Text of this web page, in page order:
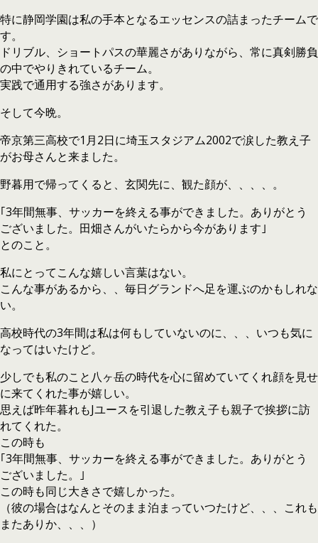
特に静岡学園は私の手本となるエッセンスの詰まったチームで
す。
ドリブル、ショートパスの華麗さがありながら、常に真剣勝負
の中でやりきれているチーム。
実践で通用する強さがあります。
そして今晩。
帝京第三高校で1月2日に埼玉スタジアム2002で涙した教え子
がお母さんと来ました。
野暮用で帰ってくると、玄関先に、観た顔が、、、、。
｢3年間無事、サッカーを終える事ができました。ありがとう
ございました。田畑さんがいたらから今があります｣
とのこと。
私にとってこんな嬉しい言葉はない。
こんな事があるから、、毎日グランドへ足を運ぶのかもしれな
い。
高校時代の3年間は私は何もしていないのに、、、いつも気に
なってはいたけど。
少しでも私のこと八ヶ岳の時代を心に留めていてくれ顔を見せ
に来てくれた事が嬉しい。
思えば昨年暮れもJユースを引退した教え子も親子で挨拶に訪
れてくれた。
この時も
｢3年間無事、サッカーを終える事ができました。ありがとう
ございました。｣
この時も同じ大きさで嬉しかった。
（彼の場合はなんとそのまま泊まっていつたけど、、、これも
またありか、、、）